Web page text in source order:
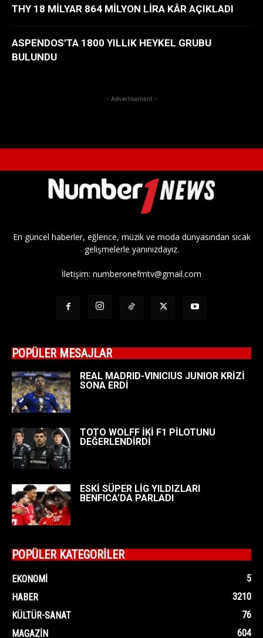
THY 18 MİLYAR 864 MİLYON LİRA KÂR AÇIKLADI
ASPENDOS’TA 1800 YILLIK HEYKEL GRUBU
BULUNDU
- Advertisement -
En güncel haberler, eğlence, müzik ve moda dünyasından sıcak
gelişmelerle yanınızdayız.
İletişim: numberonefmtv@gmail.com
POPÜLER MESAJLAR
REAL MADRID-VINICIUS JUNIOR KRİZİ
SONA ERDİ
TOTO WOLFF İKİ F1 PİLOTUNU
DEĞERLENDİRDİ
ESKİ SÜPER LİG YILDIZLARI
BENFICA’DA PARLADI
POPÜLER KATEGORİLER
EKONOMI
5
HABER
3210
KÜLTÜR-SANAT
76
MAGAZIN
604